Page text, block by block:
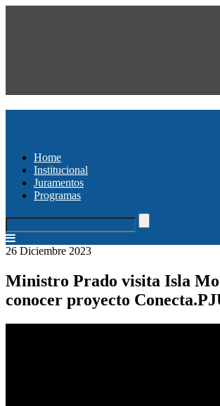
Home
Institucional
Juramentos
Programas
26 Diciembre 2023
Ministro Prado visita Isla
conocer proyecto